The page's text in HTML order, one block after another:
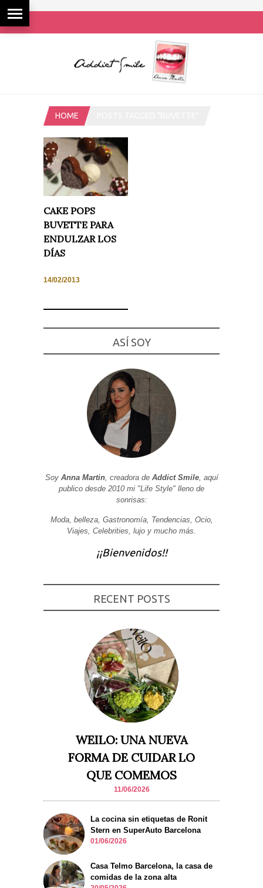
HOME
CAKE POPS
BUVETTE PARA
ENDULZAR LOS
DÍAS
14/02/2013
ASÍ SOY
Soy Anna Martin, creadora de Addict Smile, aquí
publico desde 2010 mi "Life Style" lleno de
sonrisas:
Moda, belleza, Gastronomía, Tendencias, Ocio,
Viajes, Celebrities, lujo y mucho más.
¡¡Bienvenidos!!
RECENT POSTS
WEILO: UNA NUEVA
FORMA DE CUIDAR LO
QUE COMEMOS
11/06/2026
La cocina sin etiquetas de Ronit
Stern en SuperAuto Barcelona
01/06/2026
Casa Telmo Barcelona, la casa de
comidas de la zona alta
Necesarias
de la web, en
base a cómo
durante tu
cookies,